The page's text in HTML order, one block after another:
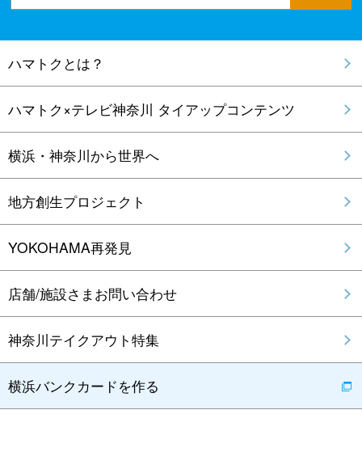
ハマトクとは？
ハマトク×テレビ神奈川 タイアップコンテンツ
横浜・神奈川から世界へ
地方創生プロジェクト
YOKOHAMA再発見
店舗/施設さまお問い合わせ
神奈川テイクアウト特集
横浜バンクカードを作る